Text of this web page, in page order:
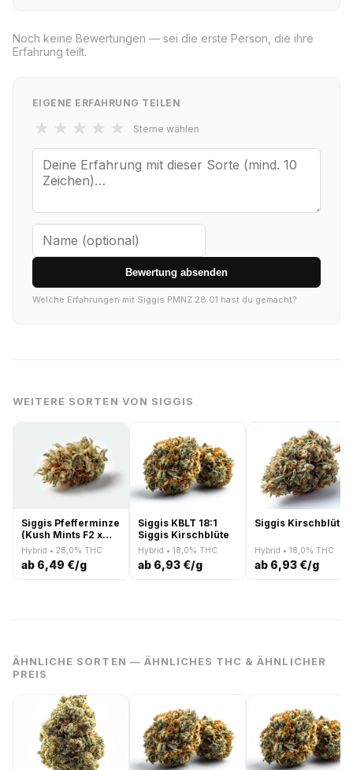
Noch keine Bewertungen — sei die erste Person, die ihre
Erfahrung teilt.
EIGENE ERFAHRUNG TEILEN
★ ★ ★ ★ ★ Sterne wählen
Bewertung absenden
Welche Erfahrungen mit Siggis PMNZ 28:01 hast du gemacht?
WEITERE SORTEN VON SIGGIS
Siggis Pfefferminze
(Kush Mints F2 x
Jealousy)
Hybrid • 28,0% THC
ab 6,49 €/g
Siggis KBLT 18:1
Siggis Kirschblüte
Hybrid • 18,0% THC
ab 6,93 €/g
Siggis Kirschblüte
Hybrid • 18,0% THC
ab 6,93 €/g
ÄHNLICHE SORTEN — ÄHNLICHES THC & ÄHNLICHER
PREIS